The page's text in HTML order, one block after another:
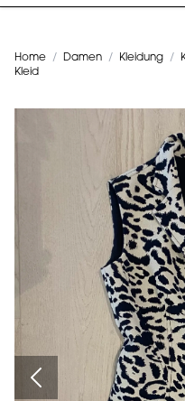
Home / Damen / Kleidung /
Kleid